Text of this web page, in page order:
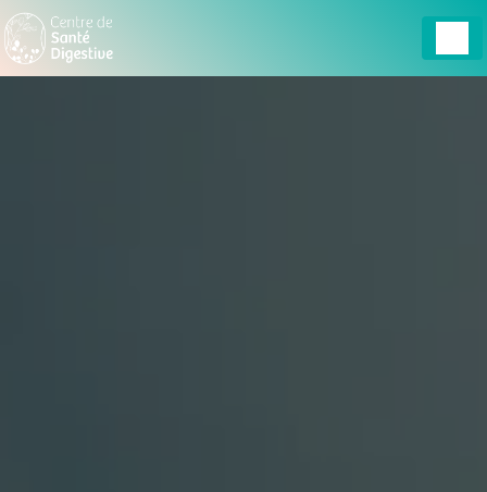
Panneau de gestion des cookies